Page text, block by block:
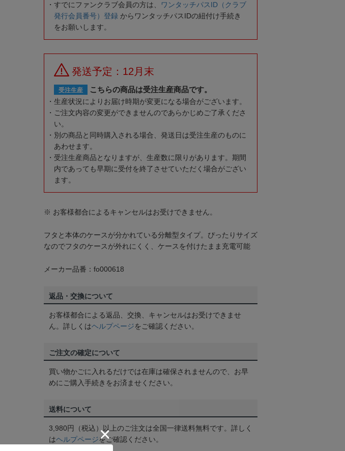
すでにファンクラブ会員の方は、
ワンタッチパスID（クラブ
発行会員番号）登録 からワンタッチパスIDの紐付け手続き
をお願いします。
発送予定：12月末
受注生産 こちらの商品は受注生産商品です。
生産状況によりお届け時期が変更になる場合がございます。
ご注文内容の変更ができませんのであらかじめご了承くださ
い。
別の商品と同時購入される場合、発送日は受注生産のものに
あわせます。
受注生産商品となりますが、生産数に限りがあります。期間
内であっても早期に受付を終了させていただく場合がござい
ます。
※ お客様都合によるキャンセルはお受けできません。
フタと本体のケースが分かれている分離型タイプ。ぴったりサイズ
なのでフタのケースが外れにくく、ケースを付けたまま充電可能
メーカー品番：fo000618
返品・交換について
お客様都合による返品、交換、キャンセルはお受けできませ
ん。詳しくはヘルプページをご確認ください。
ご注文の確定について
買い物かごに入れるだけでは在庫は確保されませんので、お早
めにご購入手続きをお済ませください。
送料について
3,980円（税込）以上のご注文は全国一律送料無料です。詳しく
はヘルプページをご確認ください。